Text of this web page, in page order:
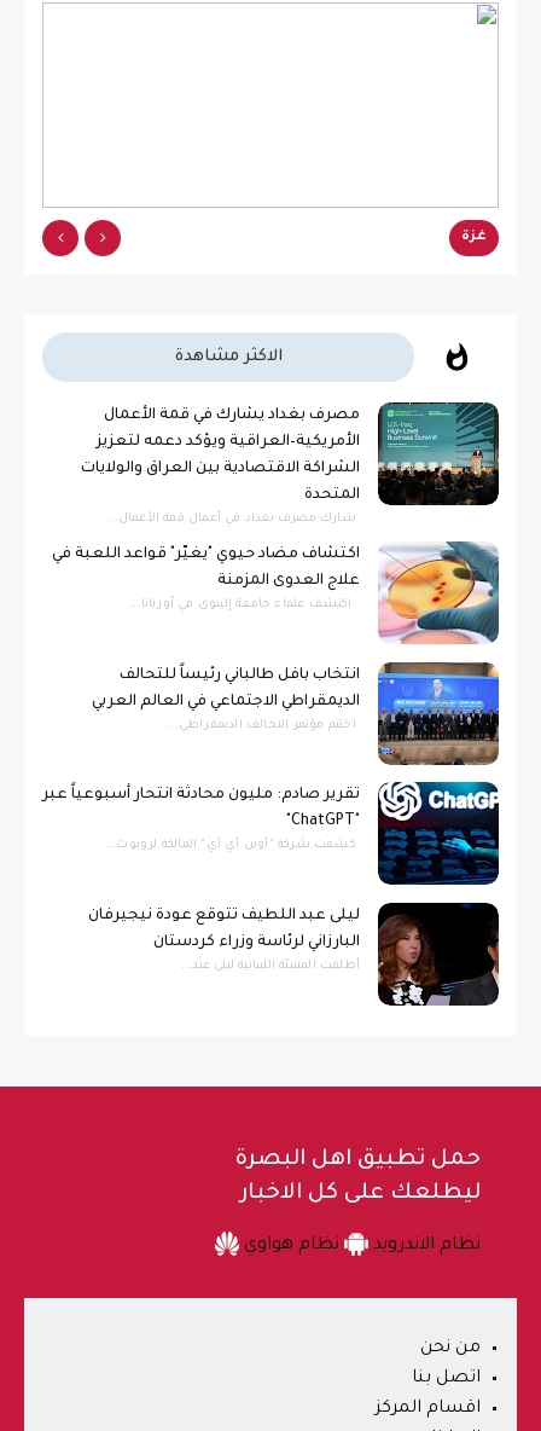
غزة
الاكثر مشاهدة
مصرف بغداد يشارك في قمة الأعمال
الأمريكية–العراقية ويؤكد دعمه لتعزيز
الشراكة الاقتصادية بين العراق والولايات
المتحدة
شارك مصرف بغداد في أعمال قمة الأعمال...
اكتشاف مضاد حيوي "يغيّر" قواعد اللعبة في
علاج العدوى المزمنة
اكتشف علماء جامعة إلينوي في أوربانا...
انتخاب بافل طالباني رئيساً للتحالف
الديمقراطي الاجتماعي في العالم العربي
اختتم مؤتمر التحالف الديمقراطي...
تقرير صادم: مليون محادثة انتحار أسبوعياً عبر
كشفت شركة "أوبن أي آي" المالكة لروبوت...
ليلى عبد اللطيف تتوقع عودة نيجيرفان
البارزاني لرئاسة وزراء كردستان
أطلقت المتنبئة اللبنانية ليلى عبد...
حمل تطبيق اهل البصرة
ليطلعك على كل الاخبار
نظام الاندرويد نظام هواوي
من نحن
اتصل بنا
اقسام المركز